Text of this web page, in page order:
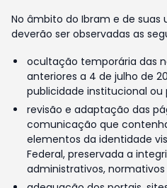
No âmbito do Ibram e de suas
deverão ser observadas as
ocultação temporária das
anteriores a 4 de julho de
publicidade institucional
revisão e adaptação das
comunicação que
elementos da identidade
Federal, preservada a
administrativos, normativos